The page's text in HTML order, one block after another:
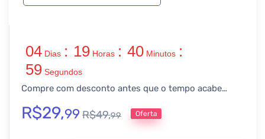
04 Dias : 19 Horas : 40 Minutos :
59 Segundos
Compre com desconto antes que o tempo acabe…
R$29,99R$49,99 Oferta